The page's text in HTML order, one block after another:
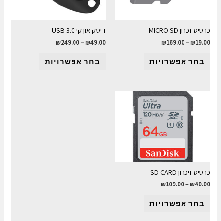
כרטיס זכרון MICRO SD
₪19.00
–
₪169.00
בחר אפשרויות
דיסק און קי USB 3.0
₪49.00
–
₪249.00
בחר אפשרויות
כרטיס זיכרון SD CARD
₪40.00
–
₪109.00
בחר אפשרויות